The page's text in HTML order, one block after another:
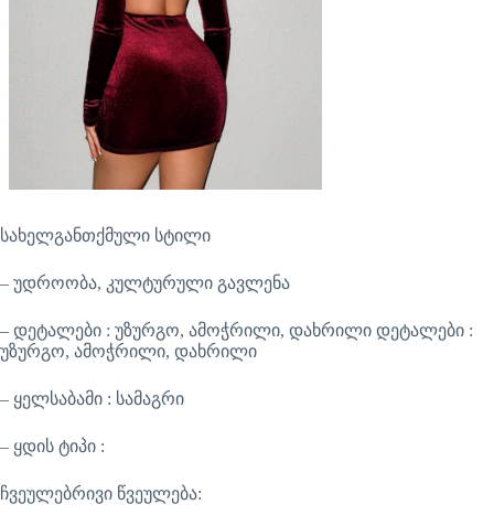
სახელგანთქმული სტილი
– უდროობა, კულტურული გავლენა
– დეტალები : უზურგო, ამოჭრილი, დახრილი დეტალები :
უზურგო, ამოჭრილი, დახრილი
– ყელსაბამი : სამაგრი
– ყდის ტიპი :
ჩვეულებრივი წვეულება: